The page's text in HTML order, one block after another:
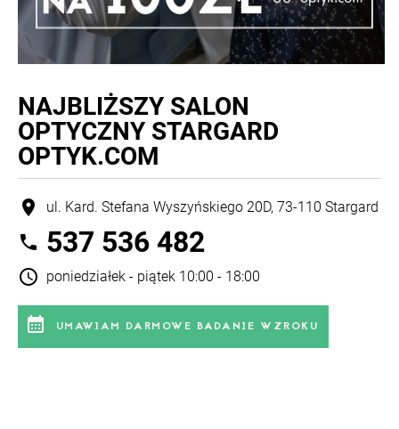
NAJBLIŻSZY SALON
OPTYCZNY STARGARD
OPTYK.COM
location_on ul. Kard. Stefana Wyszyńskiego 20D, 73-110 Stargard
phone 537 536 482
schedule poniedziałek - piątek 10:00 - 18:00
calendar_month UMAWIAM DARMOWE BADANIE WZROKU